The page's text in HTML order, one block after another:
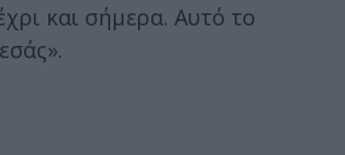
και σήμερα. Αυτό το